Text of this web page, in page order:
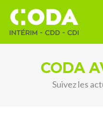
CODA
Suivez les